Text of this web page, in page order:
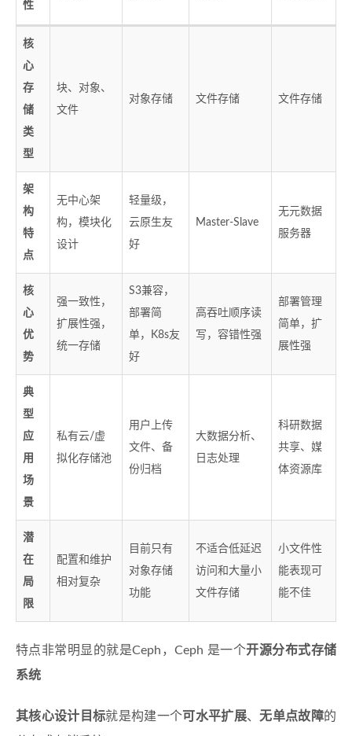
性
核
心
存
储
类
型
块、对象、
文件
对象存储 文件存储 文件存储
架
构
特
点
无中心架
构，模块化
设计
轻量级，
云原生友
好
Master-Slave
无元数据
服务器
核
心
优
势
强一致性，
扩展性强，
统一存储
S3兼容，
部署简
单，K8s友
好
高吞吐顺序读
写，容错性强
部署管理
简单，扩
展性强
典
型
应
用
场
景
私有云/虚
拟化存储池
用户上传
文件、备
份归档
大数据分析、
日志处理
科研数据
共享、媒
体资源库
潜
在
局
限
配置和维护
相对复杂
目前只有
对象存储
功能
不适合低延迟
访问和大量小
文件存储
小文件性
能表现可
能不佳
特点非常明显的就是Ceph，Ceph 是一个开源分布式存储
系统
其核心设计目标就是构建一个可水平扩展、无单点故障的